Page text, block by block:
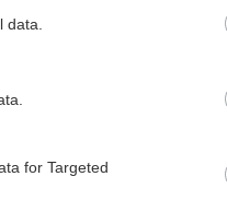
for Targeted
κερδίζει 2 εκατ.
νικητή!